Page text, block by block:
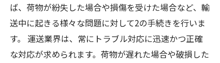
ば、荷物が紛失した場合や損傷を受けた場合など、輸
送中に起きる様々な問題に対して2の手続きを行いま
す。 運送業界は、常にトラブル対応に迅速かつ正確
な対応が求められます。荷物が遅れた場合や破損した